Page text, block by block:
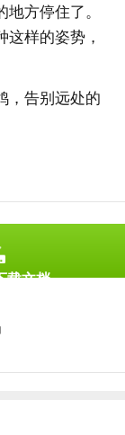
方停住了。
样的姿势，
，告别远处的
载文档